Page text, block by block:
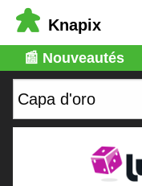
Knapix
📰 Nouveautés